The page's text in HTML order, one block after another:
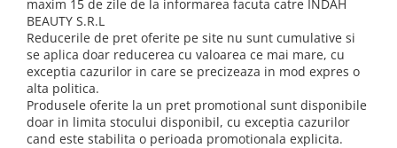
maxim 15 de zile de la informarea facuta catre INDAH
BEAUTY S.R.L
Reducerile de pret oferite pe site nu sunt cumulative si
se aplica doar reducerea cu valoarea ce mai mare, cu
exceptia cazurilor in care se precizeaza in mod expres o
alta politica.
Produsele oferite la un pret promotional sunt disponibile
doar in limita stocului disponibil, cu exceptia cazurilor
cand este stabilita o perioada promotionala explicita.